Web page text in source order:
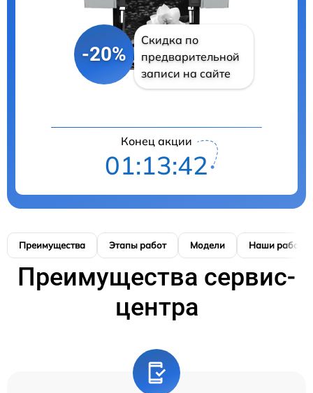
-20%
Скидка по
предварительной
записи на сайте
Конец акции
01:13:42
Преимущества Этапы работ Модели Наши работы
Преимущества сервис-
центра